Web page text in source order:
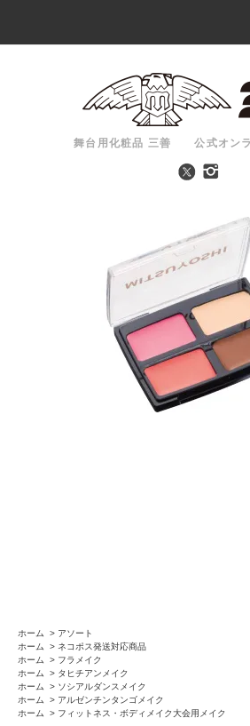
舞台用化粧品 三善 公式オンラ
ホーム > アソート
ホーム
> ネコポス発送対応商品
ホーム
> フラメイク
ホーム
> タヒチアンメイク
ホーム
> ソシアルダンスメイク
ホーム
> アルゼンチンタンゴメイク
ホーム
> フィットネス・ボディメイク大会用メイク